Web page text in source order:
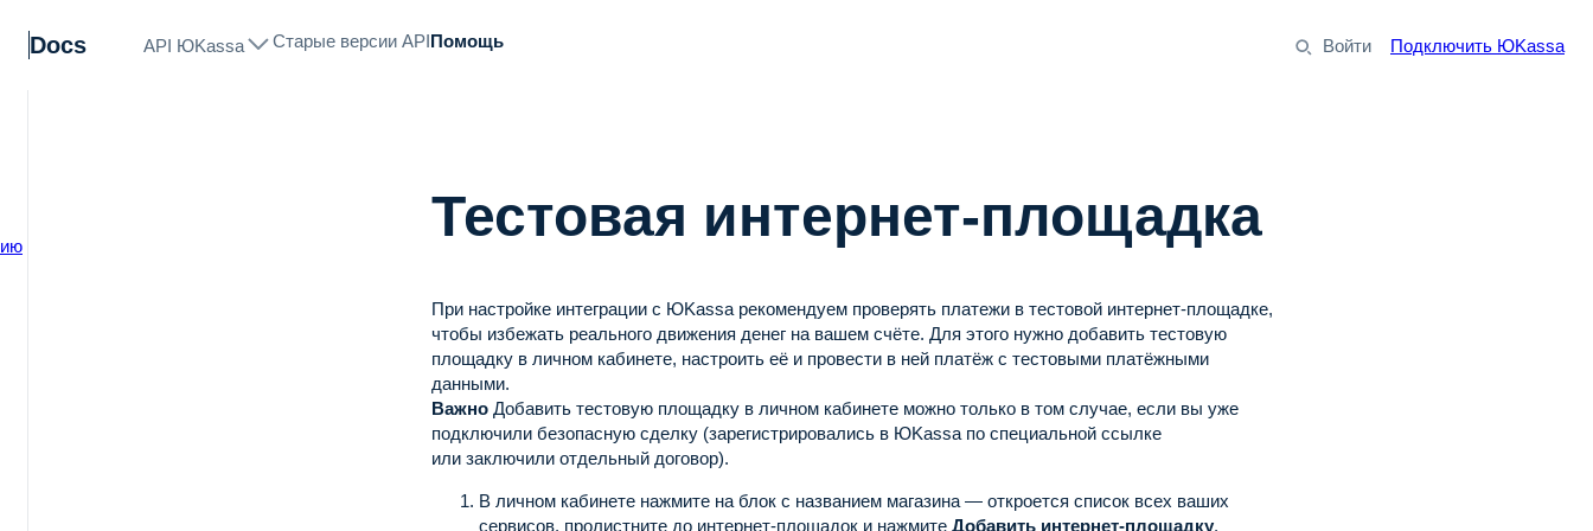
Docs API ЮKassa Старые версии APIПомощь Войти Подключить ЮKassa
Тестовая интернет-площадка
При настройке интеграции с ЮKassa рекомендуем проверять платежи в тестовой интернет-площадке,
чтобы избежать реального движения денег на вашем счёте. Для этого нужно добавить тестовую
площадку в личном кабинете, настроить её и провести в ней платёж с тестовыми платёжными
данными.
Важно Добавить тестовую площадку в личном кабинете можно только в том случае, если вы уже
подключили безопасную сделку (зарегистрировались в ЮKassa по специальной ссылке
или заключили отдельный договор).
В личном кабинете нажмите на блок с названием магазина — откроется список всех ваших
сервисов, пролистните до интернет-площадок и нажмите Добавить интернет-площадку.